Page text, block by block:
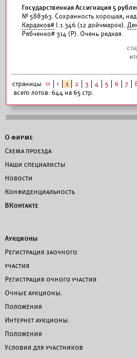
Государственная Ассигнация 5
№ 588363. Сохранность хорошая,
Кардаков# I.1.346 (12 дойчмарок).
Рябченко# 314 (Р). Очень редкая.
страницы << < 1 2 3 4 5 6 7
всего лотов: 644 на 65 стр.
О фирме
Схема проезда
Наши специалисты
Новости
Конфиденциальность
ВКонтакте
Аукционы
Регистрация заочного
участия
Регистрация очного участия
Очные аукционы.
Положения
Интернет аукционы.
Положения
Условия для участников